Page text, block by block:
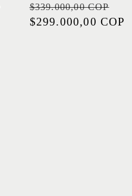
Precio
habitual
$339.000,00 COP
de
$299.000,00 COP